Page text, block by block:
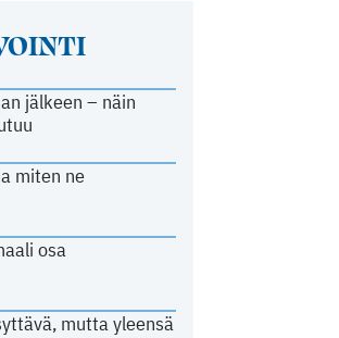
jälkeen – näin
miten ne
osa
mutta yleensä